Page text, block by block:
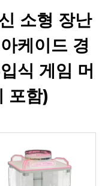
소형 장난
케이드 경
식 게임 머
포함)